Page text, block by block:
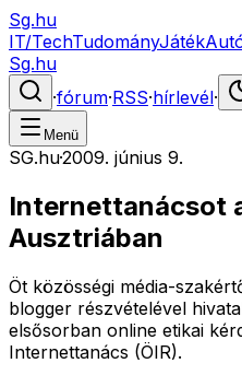
Sg.hu
IT/TechTudományJáték
Sg.hu
·fórum·RSS·hírlevél·
Menü
SG.hu·2009. június 9.
Internettanácsot
Ausztriában
Öt közösségi média-
blogger részvételével
elsősorban online etikai
Internettanács (ÖIR).